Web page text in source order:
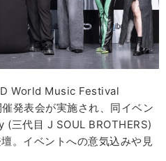
World Music Festival
発表会が実施され、同イベン
(三代目 J SOUL BROTHERS)
。イベントへの意気込みや見